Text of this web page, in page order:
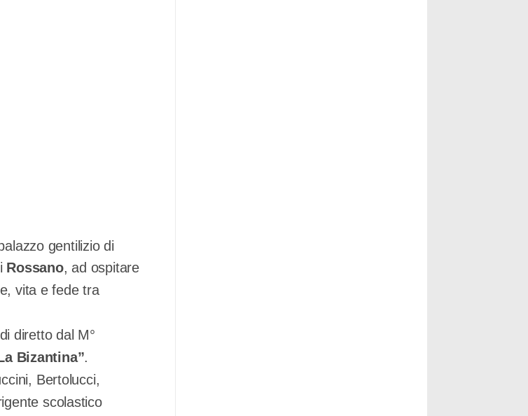
gentilizio di
Rossano, ad ospitare
vita e fede tra
diretto dal M°
Bizantina”.
Bertolucci,
scolastico